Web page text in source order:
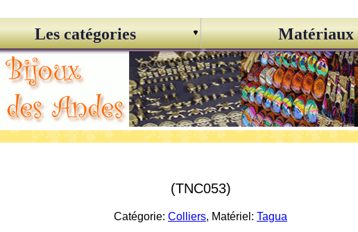
Les catégories Matériaux
(TNC053)
Catégorie: Colliers, Matériel: Tagua